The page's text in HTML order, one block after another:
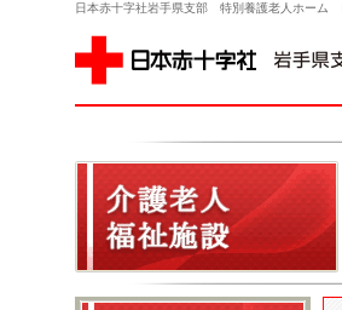
日本赤十字社岩手県支部 特別養護老人ホーム